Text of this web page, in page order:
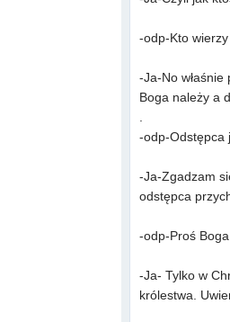
-odp-Kto
-Ja-No
Boga należy a
-odp-Odstępca
-Ja-Zgadzam
odstępca
-odp-Proś
-Ja- Tylko w
królestwa.